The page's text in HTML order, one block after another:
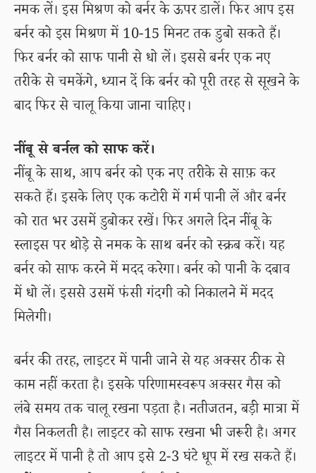
नमक लें। इस मिश्रण को बर्नर के ऊपर डालें। फिर आप इस
बर्नर को इस मिश्रण में 10-15 मिनट तक डुबो सकते हैं।
फिर बर्नर को साफ पानी से धो लें। इससे बर्नर एक नए
तरीके से चमकेंगे, ध्यान दें कि बर्नर को पूरी तरह से सूखने के
बाद फिर से चालू किया जाना चाहिए।
नींबू से बर्नल को साफ करें।
नींबू के साथ, आप बर्नर को एक नए तरीके से साफ़ कर
सकते हैं। इसके लिए एक कटोरी में गर्म पानी लें और बर्नर
को रात भर उसमें डुबोकर रखें। फिर अगले दिन नींबू के
स्लाइस पर थोड़े से नमक के साथ बर्नर को स्क्रब करें। यह
बर्नर को साफ करने में मदद करेगा। बर्नर को पानी के दबाव
में धो लें। इससे उसमें फंसी गंदगी को निकालने में मदद
मिलेगी।
बर्नर की तरह, लाइटर में पानी जाने से यह अक्सर ठीक से
काम नहीं करता है। इसके परिणामस्वरूप अक्सर गैस को
लंबे समय तक चालू रखना पड़ता है। नतीजतन, बड़ी मात्रा में
गैस निकलती है। लाइटर को साफ रखना भी जरूरी है। अगर
लाइटर में पानी है तो आप इसे 2-3 घंटे धूप में रख सकते हैं।